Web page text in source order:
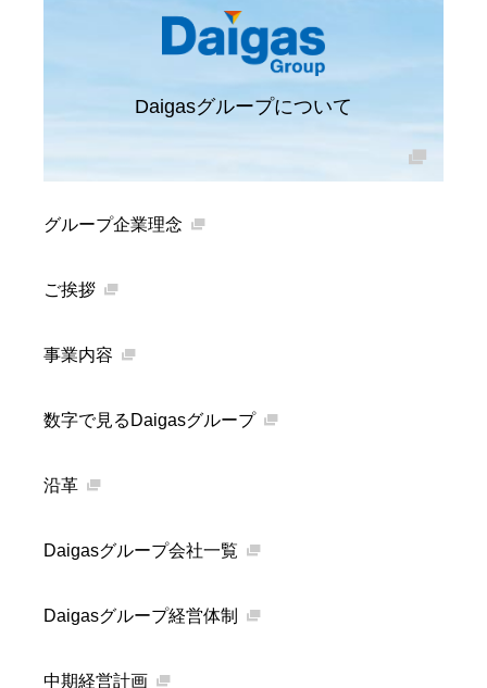
Daigasグループについて
グループ企業理念
ご挨拶
事業内容
数字で見るDaigasグループ
沿革
Daigasグループ会社一覧
Daigasグループ経営体制
中期経営計画